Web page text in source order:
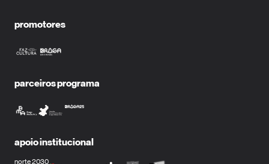
promotores
parceiros programa
apoio institucional
norte 2030